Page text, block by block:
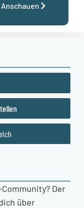
Anschauen
Der
über